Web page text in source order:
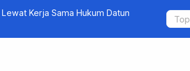
Kerja Sama Hukum Datun
5
bagi Calon